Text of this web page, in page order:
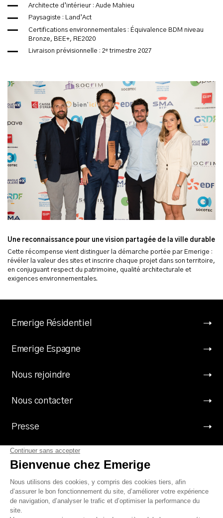
Architecte d’intérieur : Aude Mahieu
Paysagiste : Land’Act
Certifications environnementales : Équivalence BDM niveau
Bronze, BEE+, RE2020
Livraison prévisionnelle : 2ᵉ trimestre 2027
Une reconnaissance pour une vision partagée de la ville durable
Cette récompense vient distinguer la démarche portée par Emerige :
révéler la valeur des sites et inscrire chaque projet dans son territoire,
en conjuguant respect du patrimoine, qualité architecturale et
exigences environnementales.
Emerige Résidentiel
Emerige Espagne
Nous rejoindre
Nous contacter
Presse
Suivez Emerige
Mentions légales